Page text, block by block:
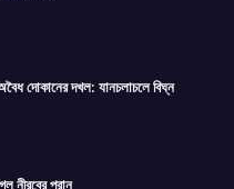
দোকানের দখল: যানচলাচলে বিঘ্ন
নীরবের প্রান